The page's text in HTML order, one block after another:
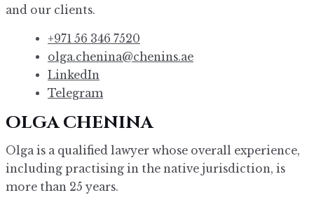
and our clients.
+971 56 346 7520
olga.chenina@chenins.ae
LinkedIn
Telegram
OLGA CHENINA
Olga is a qualified lawyer whose overall experience,
including practising in the native jurisdiction, is
more than 25 years.